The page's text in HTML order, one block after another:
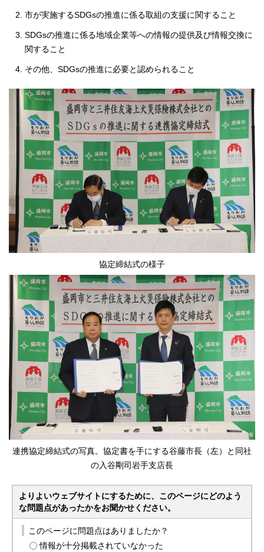
市が実施するSDGsの推進に係る取組の支援に関すること
SDGsの推進に係る地域企業等への情報の提供及び情報交換に
関すること
その他、SDGsの推進に必要と認められること
協定締結式の様子
連携協定締結式の写真。協定書を手にする谷藤市長（左）と同社
の入谷剛司岩手支店長
よりよいウェブサイトにするために、このページにどのよう
な問題点があったかをお聞かせください。
このページに問題点はありましたか？
情報が十分掲載されていなかった